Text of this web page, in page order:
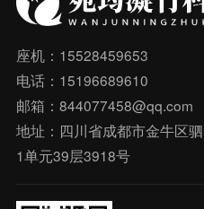
座机：15528459653
电话：15196689610
邮箱：844077458@qq.com
地址：四川省成都市金牛区
1单元39层3918号